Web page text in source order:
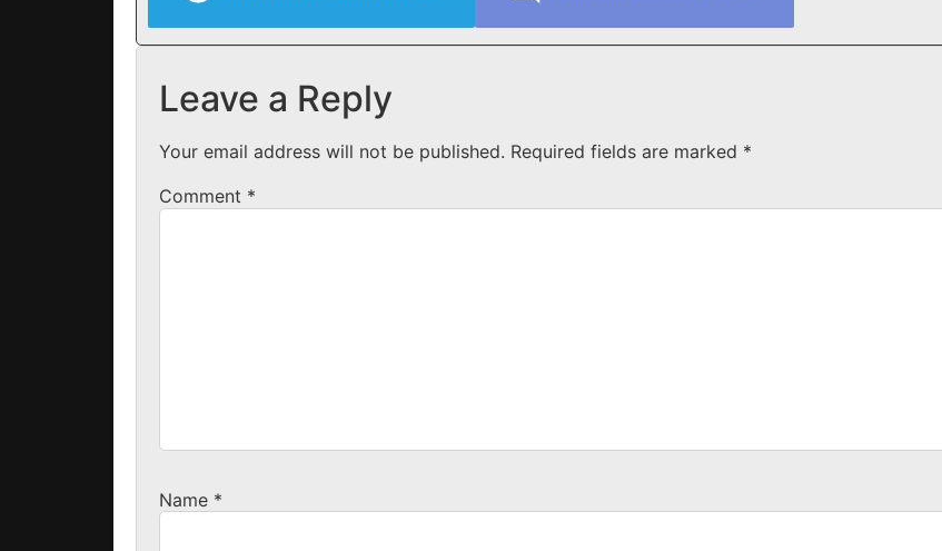
Leave a Reply
Your email address will not be published. Required fields are marked *
Comment *
Name *